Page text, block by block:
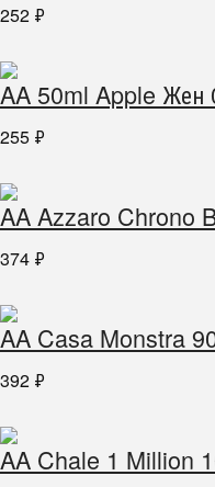
252 ₽
AA 50ml Apple Жен
255 ₽
AA Azzaro Chrono
374 ₽
AA Casa Monstra
392 ₽
AA Chale 1 Million